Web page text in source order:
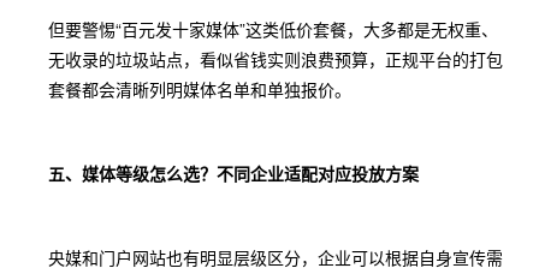
但要警惕“百元发十家媒体”这类低价套餐，大多都是无权重、
无收录的垃圾站点，看似省钱实则浪费预算，正规平台的打包
套餐都会清晰列明媒体名单和单独报价。
五、媒体等级怎么选？不同企业适配对应投放方案
央媒和门户网站也有明显层级区分，企业可以根据自身宣传需